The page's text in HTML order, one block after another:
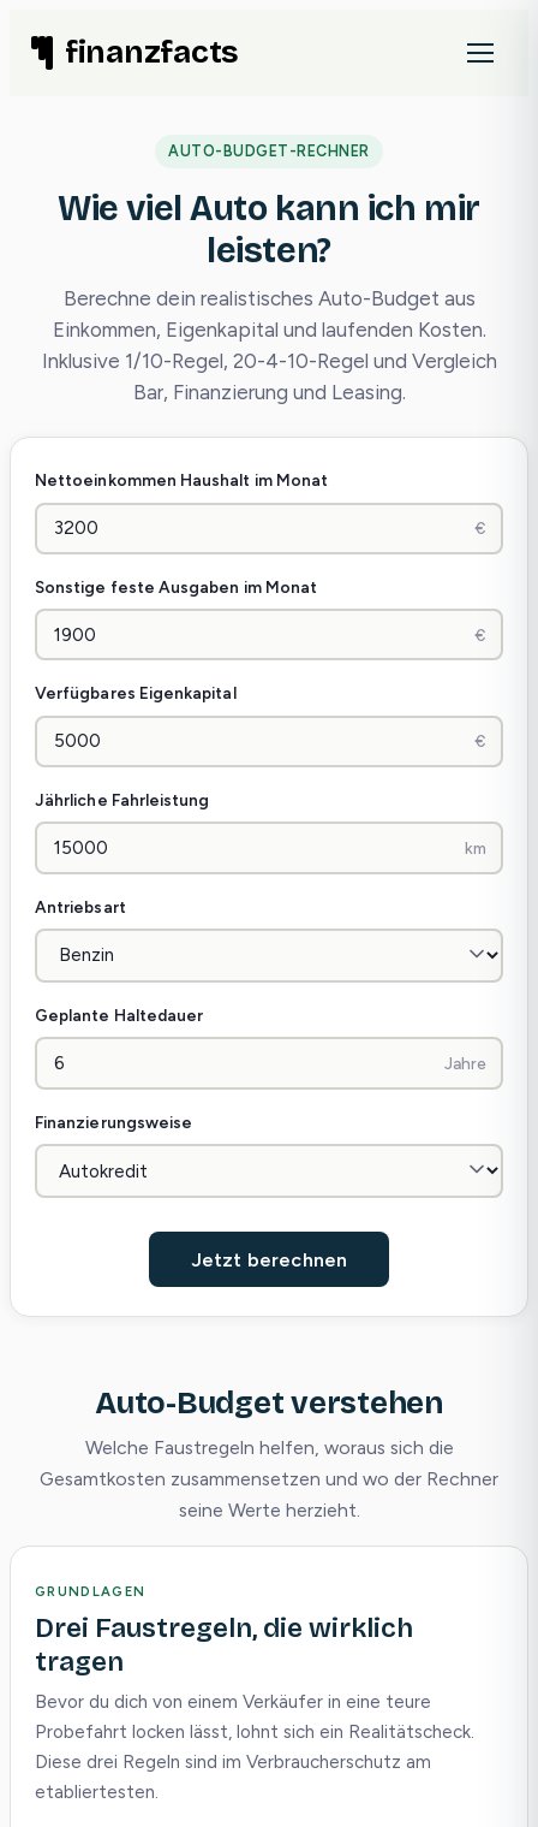
Inhalt finanzfacts
AUTO-BUDGET-RECHNER
Wie viel Auto kann ich mir
leisten?
Berechne dein realistisches Auto-Budget aus
Einkommen, Eigenkapital und laufenden Kosten.
Inklusive 1/10-Regel, 20-4-10-Regel und Vergleich
Bar, Finanzierung und Leasing.
Nettoeinkommen Haushalt im Monat
Sonstige feste Ausgaben im Monat
Verfügbares Eigenkapital
Jährliche Fahrleistung
Antriebsart
Geplante Haltedauer
Finanzierungsweise
Jetzt berechnen
Auto-Budget verstehen
Welche Faustregeln helfen, woraus sich die
Gesamtkosten zusammensetzen und wo der Rechner
seine Werte herzieht.
GRUNDLAGEN
Drei Faustregeln, die wirklich
tragen
Bevor du dich von einem Verkäufer in eine teure
Probefahrt locken lässt, lohnt sich ein Realitätscheck.
Diese drei Regeln sind im Verbraucherschutz am
etabliertesten.